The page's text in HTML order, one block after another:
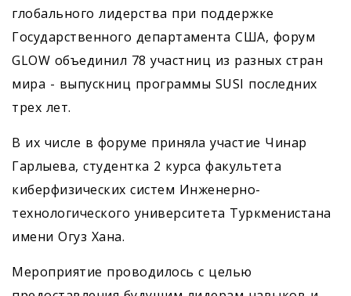
глобального лидерства при поддержке
Государственного департамента США, форум
GLOW объединил 78 участниц из разных стран
мира - выпускниц программы SUSI последних
трех лет.
В их числе в форуме приняла участие Чинар
Гарлыева, студентка 2 курса факультета
киберфизических систем Инженерно-
технологического университета Туркменистана
имени Огуз Хана.
Мероприятие проводилось с целью